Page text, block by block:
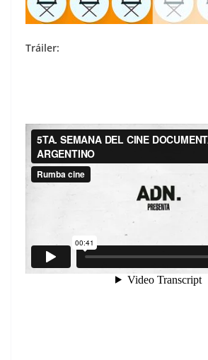
Tráiler: